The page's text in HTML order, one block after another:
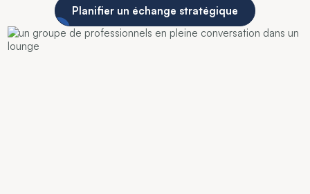
Planifier un échange stratégique